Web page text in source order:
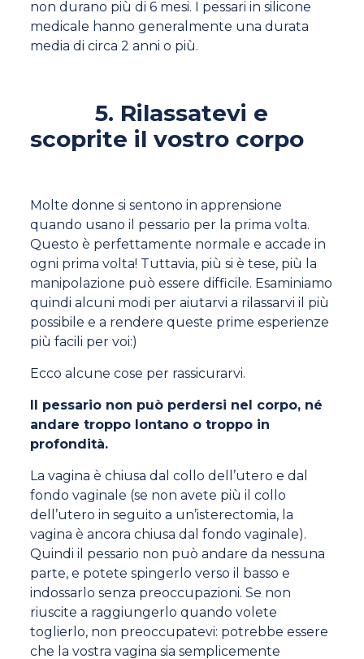
non durano più di 6 mesi. I pessari in silicone
medicale hanno generalmente una durata
media di circa 2 anni o più.
5. Rilassatevi e
scoprite il vostro corpo
Molte donne si sentono in apprensione
quando usano il pessario per la prima volta.
Questo è perfettamente normale e accade in
ogni prima volta! Tuttavia, più si è tese, più la
manipolazione può essere difficile. Esaminiamo
quindi alcuni modi per aiutarvi a rilassarvi il più
possibile e a rendere queste prime esperienze
più facili per voi:)
Ecco alcune cose per rassicurarvi.
Il pessario non può perdersi nel corpo, né
andare troppo lontano o troppo in
profondità.
La vagina è chiusa dal collo dell’utero e dal
fondo vaginale (se non avete più il collo
dell’utero in seguito a un’isterectomia, la
vagina è ancora chiusa dal fondo vaginale).
Quindi il pessario non può andare da nessuna
parte, e potete spingerlo verso il basso e
indossarlo senza preoccupazioni. Se non
riuscite a raggiungerlo quando volete
toglierlo, non preoccupatevi: potrebbe essere
che la vostra vagina sia semplicemente